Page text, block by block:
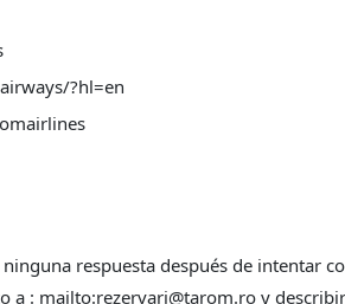
?hl=en
respuesta después de intentar
a : mailto:rezervari@tarom.ro y